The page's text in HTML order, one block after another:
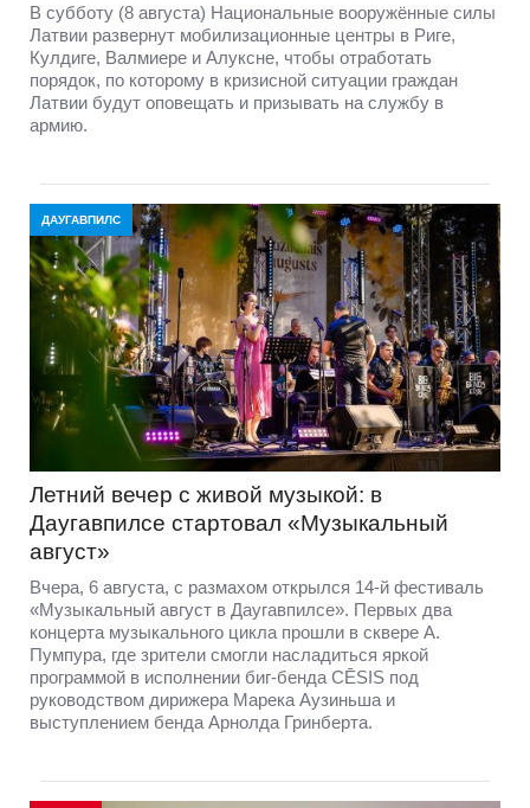
В субботу (8 августа) Национальные вооружённые силы
Латвии развернут мобилизационные центры в Риге,
Кулдиге, Валмиере и Алуксне, чтобы отработать
порядок, по которому в кризисной ситуации граждан
Латвии будут оповещать и призывать на службу в
армию.
ДАУГАВПИЛС
Летний вечер с живой музыкой: в
Даугавпилсе стартовал «Музыкальный
август»
Вчера, 6 августа, с размахом открылся 14-й фестиваль
«Музыкальный август в Даугавпилсе». Первых два
концерта музыкального цикла прошли в сквере А.
Пумпура, где зрители смогли насладиться яркой
программой в исполнении биг-бенда CĒSIS под
руководством дирижера Марека Аузиньша и
выступлением бенда Арнолда Гринберта.